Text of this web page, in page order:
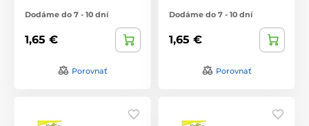
Dodáme do 7 - 10 dní
1,65 €
Porovnať
Dodáme do 7 - 10 dní
1,65 €
Porovnať